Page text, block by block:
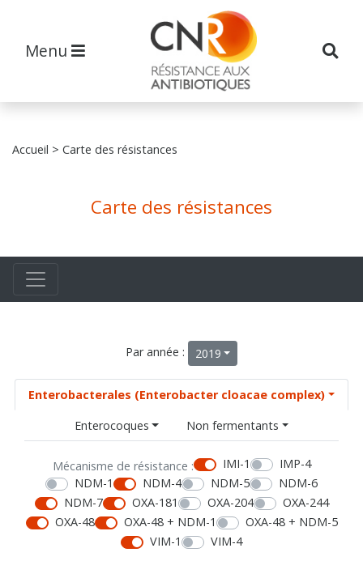
Menu
Accueil > Carte des résistances
Carte des résistances
Par année : 2019
Enterobacterales (Enterobacter cloacae complex)
Enterocoques
Non fermentants
Mécanisme de résistance : IMI-1
IMP-4
NDM-1
NDM-4 NDM-5
NDM-6
NDM-7
OXA-181 OXA-204
OXA-244
OXA-48
OXA-48 + NDM-1
OXA-48 + NDM-5
VIM-1
VIM-4